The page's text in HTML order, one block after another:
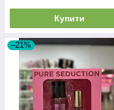
Купити
–21%